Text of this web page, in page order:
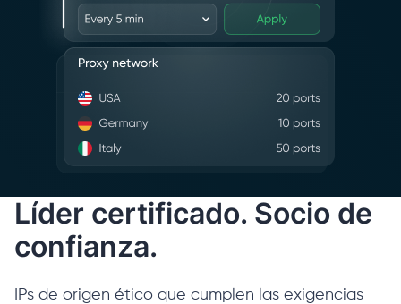
Líder certificado. Socio de
confianza.
IPs de origen ético que cumplen las exigencias